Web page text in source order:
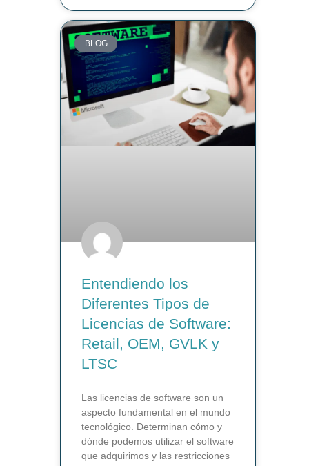
BLOG
Entendiendo los
Diferentes Tipos de
Licencias de Software:
Retail, OEM, GVLK y
LTSC
Las licencias de software son un
aspecto fundamental en el mundo
tecnológico. Determinan cómo y
dónde podemos utilizar el software
que adquirimos y las restricciones